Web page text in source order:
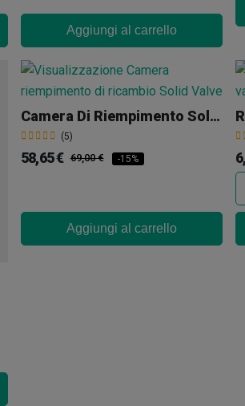
Aggiungi al carrello
Camera Di Riempimento Solid Valve Volcano
(5)
58,65 € 69,00 € -15%
Aggiungi al carrello